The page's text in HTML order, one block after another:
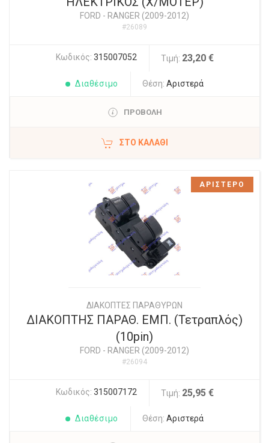
FORD - RANGER (2009-2012)
#26089
Κωδικός: 315007052 Τιμή: 23,20 €
Διαθέσιμο Θέση: Αριστερά
ΠΡΟΒΟΛΗ
ΣΤΟ ΚΑΛΆΘΙ
ΔΙΑΚΟΠΤΕΣ ΠΑΡΑΘΥΡΩΝ
ΔΙΑΚΟΠΤΗΣ ΠΑΡΑΘ. ΕΜΠ. (Τετραπλός)
(10pin)
FORD - RANGER (2009-2012)
#26094
Κωδικός: 315007172 Τιμή: 25,95 €
Διαθέσιμο Θέση: Αριστερά
ΑΡΙΣΤΕΡΟ